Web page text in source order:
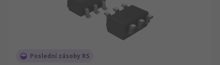
Poslední zásoby RS